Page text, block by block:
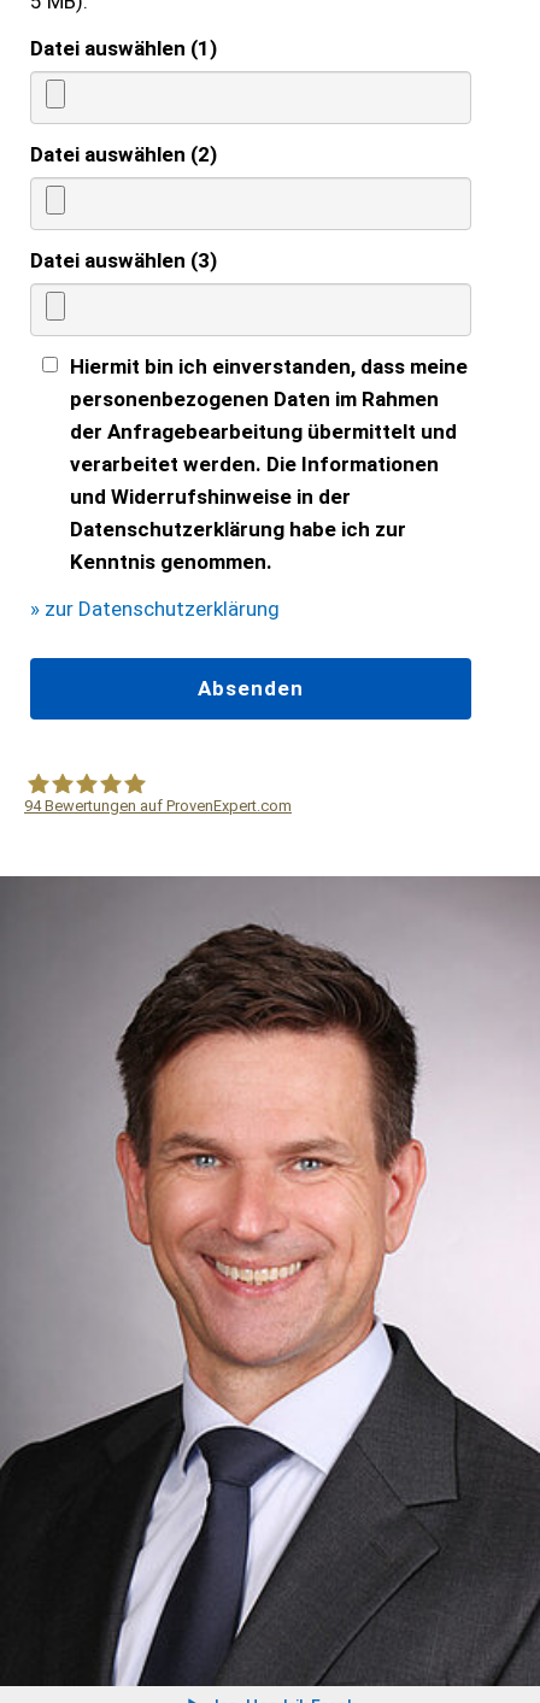
Datei auswählen (1)
Datei auswählen (2)
Datei auswählen (3)
Hiermit bin ich einverstanden, dass meine
personenbezogenen Daten im Rahmen
der Anfragebearbeitung übermittelt und
verarbeitet werden. Die Informationen
und Widerrufshinweise in der
Datenschutzerklärung habe ich zur
Kenntnis genommen.
» zur Datenschutzerklärung
94Bewertungen auf ProvenExpert.com